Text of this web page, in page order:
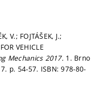
V.; FOJTÁŠEK, J.;
VEHICLE
Mechanics 2017. 1. Brno
p. 54-57. ISBN: 978-80-